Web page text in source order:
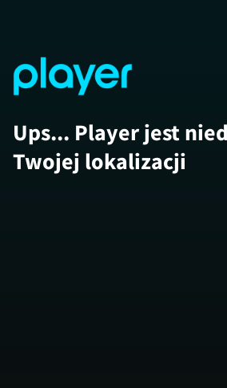
Ups... Player jest
Twojej lokalizacji